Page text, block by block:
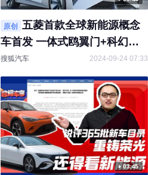
原创
五菱首款全球新能源概念
车首发 一体式鸥翼门+科幻造
型！定名“东盟之光”
搜狐汽车 2024-09-24 07:33
03:45